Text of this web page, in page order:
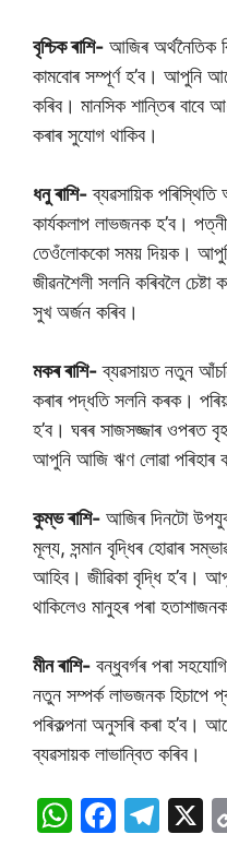
বৃশ্চিক ৰাশি- আজিৰ অৰ্থনৈতিক
কামবোৰ সম্পূৰ্ণ হ’ব। আপুনি
কৰিব। মানসিক শান্তিৰ বাবে
কৰাৰ সুযোগ থাকিব।
ধনু ৰাশি-ব্যৱসায়িক
কাৰ্যকলাপ লাভজনক হ’ব।
তেওঁলোককো সময় দিয়ক।
জীৱনশৈলী সলনি কৰিবলৈ
সুখ অৰ্জন কৰিব।
মকৰ ৰাশি-ব্যৱসায়ত নতুন
কৰাৰ পদ্ধতি সলনি কৰক।
হ’ব। ঘৰৰ সাজসজ্জাৰ ওপৰত
আপুনি আজি ঋণ লোৱা পৰিহাৰ
কুম্ভ ৰাশি- আজিৰ দিনটো
মূল্য, সন্মান বৃদ্ধিৰ হোৱাৰ
আহিব। জীৱিকা বৃদ্ধি হ’ব।
থাকিলেও মানুহৰ পৰা
মীন ৰাশি- বন্ধুবৰ্গৰ পৰা
নতুন সম্পৰ্ক লাভজনক হিচাপে
পৰিকল্পনা অনুসৰি কৰা হ’ব।
ব্যৱসায়ক লাভান্বিত কৰিব।
W F
T
X